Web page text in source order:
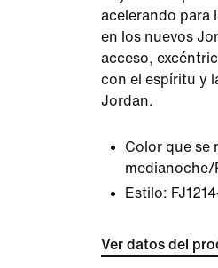
acelerando para
en los nuevos
acceso,
con el espíritu y
Jordan.
Color que se
medianoche/
Estilo:
Ver datos del